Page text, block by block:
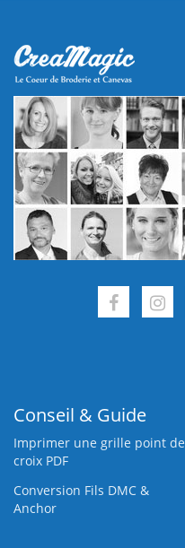
Conseil & Guide
Imprimer une grille point de
croix PDF
Conversion Fils DMC &
Anchor